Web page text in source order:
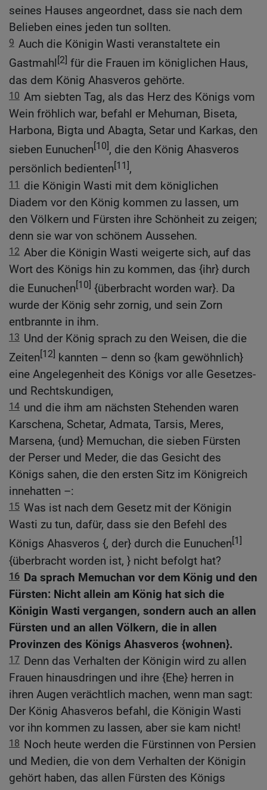
seines Hauses angeordnet, dass sie nach dem
Belieben eines jeden tun sollten.
9 Auch die Königin Wasti veranstaltete ein
Gastmahl [2] für die Frauen im königlichen Haus,
das dem König Ahasveros gehörte.
10 Am siebten Tag, als das Herz des Königs vom
Wein fröhlich war, befahl er Mehuman, Biseta,
Harbona, Bigta und Abagta, Setar und Karkas, den
sieben Eunuchen[10], die den König Ahasveros
persönlich bedienten[11],
11 die Königin Wasti mit dem königlichen
Diadem vor den König kommen zu lassen, um
den Völkern und Fürsten ihre Schönheit zu zeigen;
denn sie war von schönem Aussehen.
12 Aber die Königin Wasti weigerte sich, auf das
Wort des Königs hin zu kommen, das {ihr} durch
die Eunuchen[10] {überbracht worden war}. Da
wurde der König sehr zornig, und sein Zorn
entbrannte in ihm.
13 Und der König sprach zu den Weisen, die die
Zeiten[12] kannten – denn so {kam gewöhnlich}
eine Angelegenheit des Königs vor alle Gesetzes-
und Rechtskundigen,
14 und die ihm am nächsten Stehenden waren
Karschena, Schetar, Admata, Tarsis, Meres,
Marsena, {und} Memuchan, die sieben Fürsten
der Perser und Meder, die das Gesicht des
Königs sahen, die den ersten Sitz im Königreich
innehatten –:
15 Was ist nach dem Gesetz mit der Königin
Wasti zu tun, dafür, dass sie den Befehl des
Königs Ahasveros {, der} durch die Eunuchen[1]
{überbracht worden ist, } nicht befolgt hat?
16 Da sprach Memuchan vor dem König und den
Fürsten: Nicht allein am König hat sich die
Königin Wasti vergangen, sondern auch an allen
Fürsten und an allen Völkern, die in allen
Provinzen des Königs Ahasveros {wohnen}.
17 Denn das Verhalten der Königin wird zu allen
Frauen hinausdringen und ihre {Ehe} herren in
ihren Augen verächtlich machen, wenn man sagt:
Der König Ahasveros befahl, die Königin Wasti
vor ihn kommen zu lassen, aber sie kam nicht!
18 Noch heute werden die Fürstinnen von Persien
und Medien, die von dem Verhalten der Königin
gehört haben, das allen Fürsten des Königs